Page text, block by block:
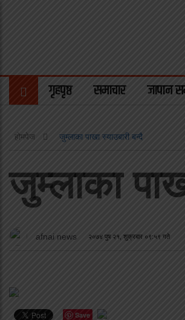
गृहपृष्ठ समाचार जापान
होमपेज जुम्लाका पाखा स्याउबारी बन्दै
जुम्लाका
afnai news २०७४ पुष २१, शुक्रबार ०९:५९ गते
Save